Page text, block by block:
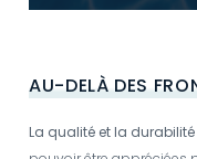
AU-DELÀ DES
La qualité et la